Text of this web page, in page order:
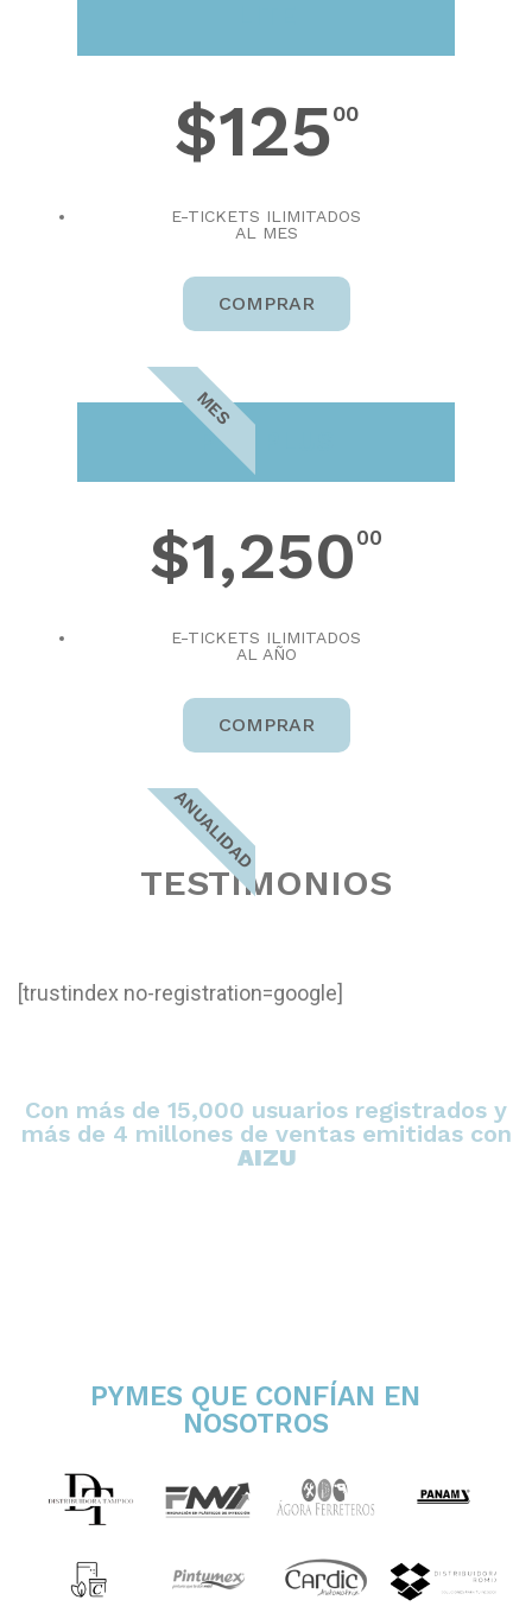
$12500
E-TICKETS ILIMITADOS
AL MES
COMPRAR
MES
PRO PLUS
$1,250 00
E-TICKETS ILIMITADOS
AL AÑO
COMPRAR
ANUALIDAD
TESTIMONIOS
[trustindex no-registration=google]
Con más de 15,000 usuarios registrados y
más de 4 millones de ventas emitidas con
AIZU
PYMES QUE CONFÍAN EN
NOSOTROS